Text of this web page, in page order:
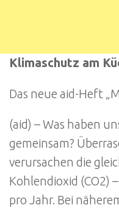
Klimaschutz am
Das neue aid-Heft
(aid) – Was haben
gemeinsam?
verursachen die
Kohlendioxid (CO2)
pro Jahr. Bei